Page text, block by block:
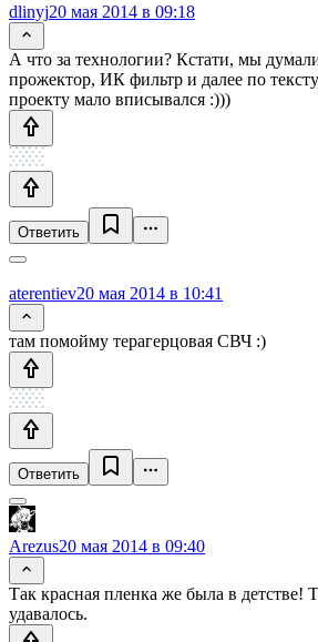
dlinyj20 мая 2014 в 09:18
А что за технологии? Кстати, мы
прожектор, ИК фильтр и далее по
проекту мало вписывался :)))
Ответить
aterentiev20 мая 2014 в 10:41
там помойму терагерцовая СВЧ :)
Ответить
Arezus20 мая 2014 в 09:40
Так красная пленка же была в детстве!
удавалось.